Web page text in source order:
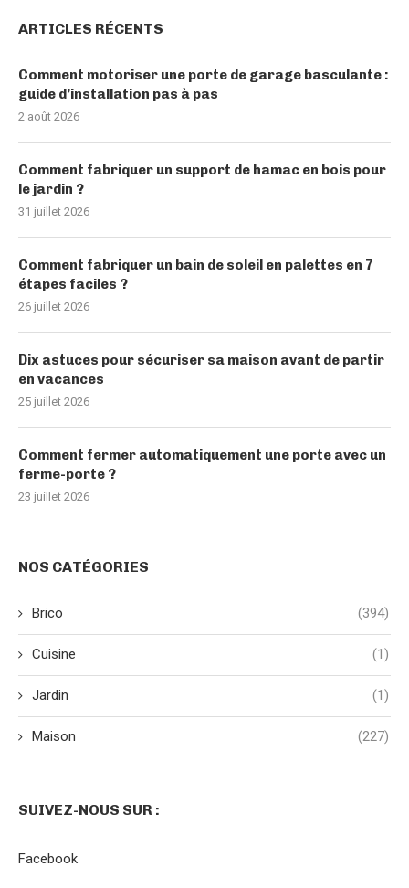
ARTICLES RÉCENTS
Comment motoriser une porte de garage basculante :
guide d’installation pas à pas
2 août 2026
Comment fabriquer un support de hamac en bois pour
le jardin ?
31 juillet 2026
Comment fabriquer un bain de soleil en palettes en 7
étapes faciles ?
26 juillet 2026
Dix astuces pour sécuriser sa maison avant de partir
en vacances
25 juillet 2026
Comment fermer automatiquement une porte avec un
ferme-porte ?
23 juillet 2026
NOS CATÉGORIES
Brico (394)
Cuisine (1)
Jardin (1)
Maison (227)
SUIVEZ-NOUS SUR :
Facebook